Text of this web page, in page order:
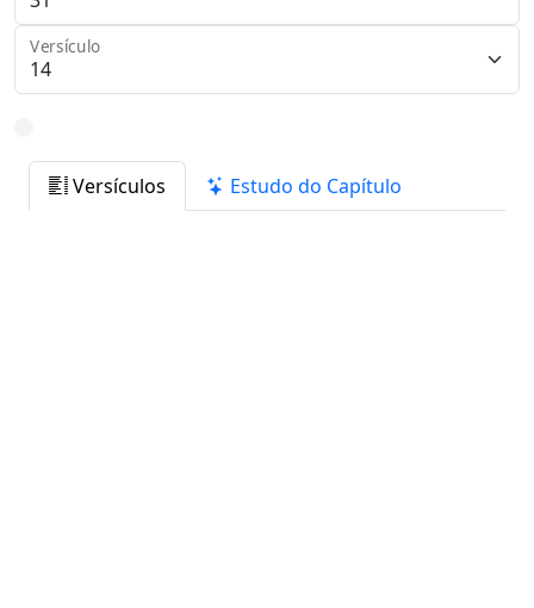
Versículo
Versículos Estudo do Capítulo